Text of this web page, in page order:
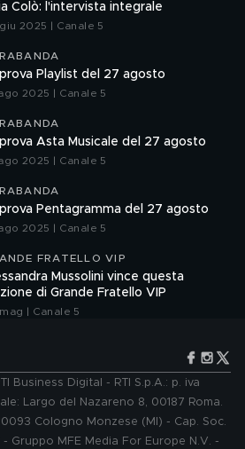
Colò: l'intervista integrale
2025 | Canale 5
Playlist del 27 agosto
2025 | Canale 5
Asta Musicale del 27 agosto
2025 | Canale 5
Pentagramma del 27 agosto
2025 | Canale 5
FRATELLO VIP
Mussolini vince questa
di Grande Fratello VIP
| Canale 5
Business Digital - RTI S.p.A.: p. iva
Largo del Nazareno 8, 00187 Roma.
Cologno Monzese (MI) - Cap. Soc.
Gruppo MFE Media For Europe N.V. -